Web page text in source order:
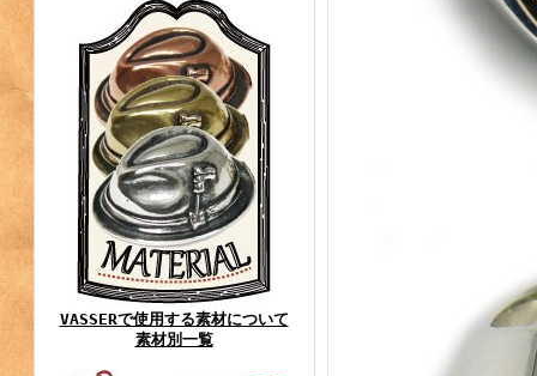
VASSERで使用する素材について
素材別一覧